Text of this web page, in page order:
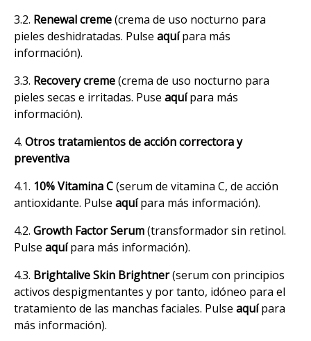
3.2. Renewal creme(crema de uso nocturno para
pieles deshidratadas. Pulse aquípara más
información).
3.3. Recovery creme(crema de uso nocturno para
pieles secas e irritadas. Puse aquípara más
información).
4. Otros tratamientos de acción correctora y
preventiva
4.1. 10% Vitamina C(serum de vitamina C, de acción
antioxidante. Pulse aquípara más información).
4.2. Growth Factor Serum(transformador sin retinol.
Pulse aquípara más información).
4.3. BrightaliveSkin Brightner(serum con principios
activos despigmentantes y por tanto, idóneo para el
tratamiento de las manchas faciales. Pulse aquípara
más información).